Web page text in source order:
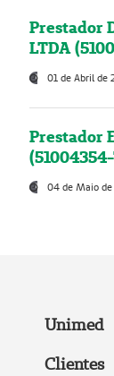
Prestador
LTDA
01 de Abril de
Prestador
04 de Maio de
Unimed
Clientes